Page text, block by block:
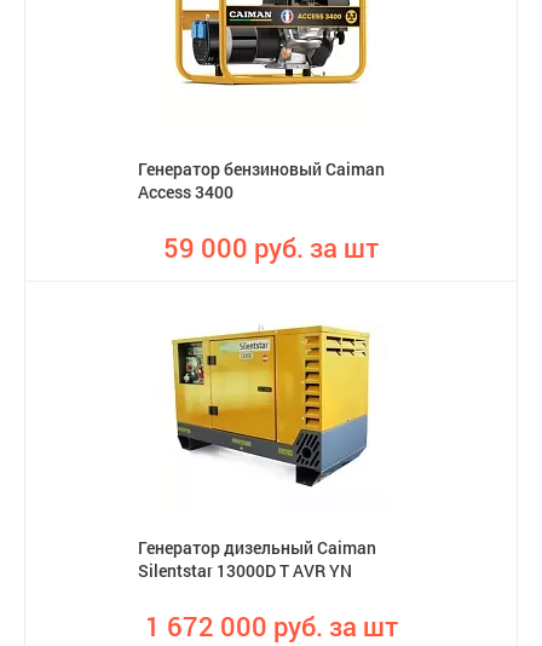
Генератор бензиновый Caiman
Access 3400
59 000 руб. за шт
Генератор дизельный Caiman
Silentstar 13000D T AVR YN
1 672 000 руб. за шт